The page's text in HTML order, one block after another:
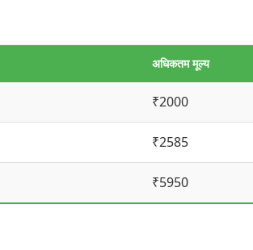
अधिकतम मूल्य
₹2000
₹2585
₹5950